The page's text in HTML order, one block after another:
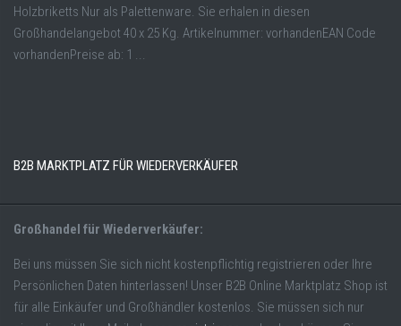
Holzbriketts Nur als Palettenware. Sie erhalen in diesen
Großhandelangebot 40 x 25 Kg. Artikelnummer: vorhandenEAN Code
vorhandenPreise ab: 1 ...
B2B MARKTPLATZ FÜR WIEDERVERKÄUFER
Großhandel für Wiederverkäufer:
Bei uns müssen Sie sich nicht kostenpflichtig registrieren oder Ihre
Persönlichen Daten hinterlassen! Unser B2B Online Marktplatz Shop ist
für alle Einkäufer und Großhändler kostenlos. Sie müssen sich nur